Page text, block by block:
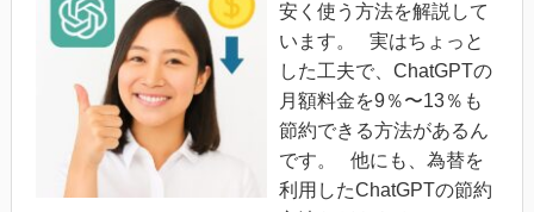
安く使う方法を解説して
います。 実はちょっと
した工夫で、ChatGPTの
月額料金を9％〜13％も
節約できる方法があるん
です。 他にも、為替を
利用したChatGPTの節約